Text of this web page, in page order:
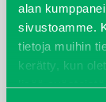
alan
sivustoamme.
tietoja muihin
kerätty, kun
lisää
huhtikuu
helmikuu
joulukuu